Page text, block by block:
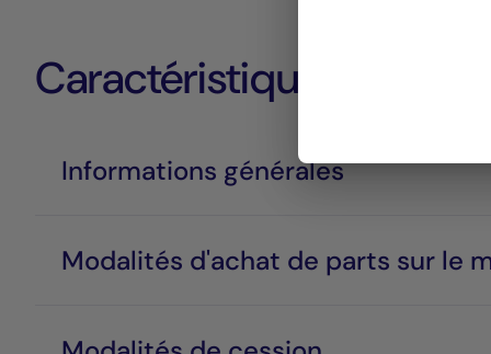
Caractéristiques
Informations générales
Modalités d'achat de parts sur le